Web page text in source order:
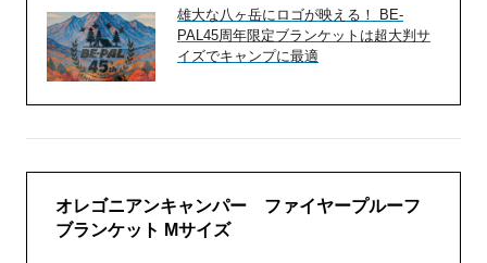
雄大な八ヶ岳にロゴが映える！ BE-
PAL45周年限定ブランケットは超大判サ
イズでキャンプに最適
オレゴニアンキャンパー ファイヤープルーフ
ブランケット Mサイズ